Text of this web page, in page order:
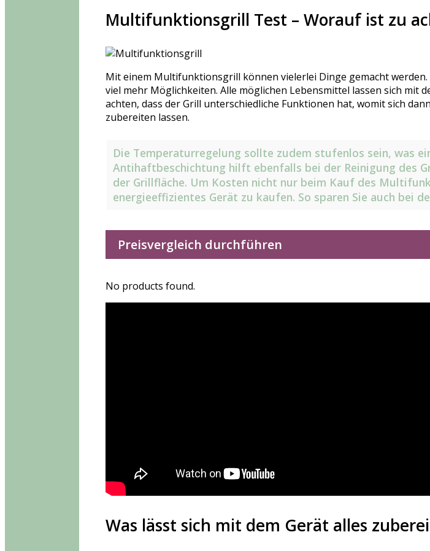
Multifunktionsgrill Test – Worauf ist zu
Mit einem Multifunktionsgrill können vielerlei Dinge gemacht
viel mehr Möglichkeiten. Alle möglichen Lebensmittel lassen sich
achten, dass der Grill unterschiedliche Funktionen hat, womit sich
zubereiten lassen.
Die Temperaturregelung sollte zudem stufenlos sein, was
Antihaftbeschichtung hilft ebenfalls bei der Reinigung des
der Grillfläche. Um Kosten nicht nur beim Kauf des
energieeffizientes Gerät zu kaufen. So sparen Sie auch bei
Preisvergleich durchführen
No products found.
Was lässt sich mit dem Gerät alles